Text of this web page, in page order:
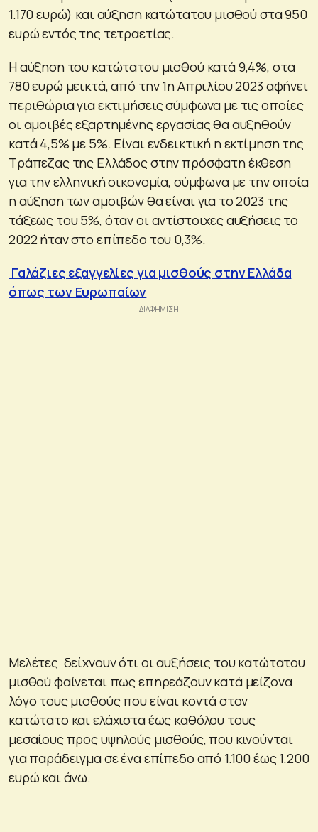
1.170 ευρώ) και αύξηση κατώτατου μισθού στα 950
ευρώ εντός της τετραετίας.
Η αύξηση του κατώτατου μισθού κατά 9,4%, στα
780 ευρώ μεικτά, από την 1η Απριλίου 2023 αφήνει
περιθώρια για εκτιμήσεις σύμφωνα με τις οποίες
οι αμοιβές εξαρτημένης εργασίας θα αυξηθούν
κατά 4,5% με 5%. Είναι ενδεικτική η εκτίμηση της
Τράπεζας της Ελλάδος στην πρόσφατη έκθεση
για την ελληνική οικονομία, σύμφωνα με την οποία
η αύξηση των αμοιβών θα είναι για το 2023 της
τάξεως του 5%, όταν οι αντίστοιχες αυξήσεις το
2022 ήταν στο επίπεδο του 0,3%.
Γαλάζιες εξαγγελίες για μισθούς στην Ελλάδα
όπως των Ευρωπαίων
Μελέτες δείχνουν ότι οι αυξήσεις του κατώτατου
μισθού φαίνεται πως επηρεάζουν κατά μείζονα
λόγο τους μισθούς που είναι κοντά στον
κατώτατο και ελάχιστα έως καθόλου τους
μεσαίους προς υψηλούς μισθούς, που κινούνται
για παράδειγμα σε ένα επίπεδο από 1.100 έως 1.200
ευρώ και άνω.